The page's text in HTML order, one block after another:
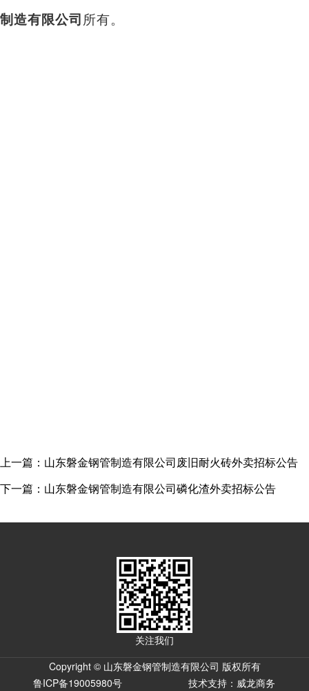
制造有限公司 所有。
上一篇：山东磐金钢管制造有限公司废旧耐火砖外卖招标公告
下一篇：山东磐金钢管制造有限公司磷化渣外卖招标公告
关注我们
Copyright © 山东磐金钢管制造有限公司 版权所有
鲁ICP备19005980号
技术支持：威龙商务